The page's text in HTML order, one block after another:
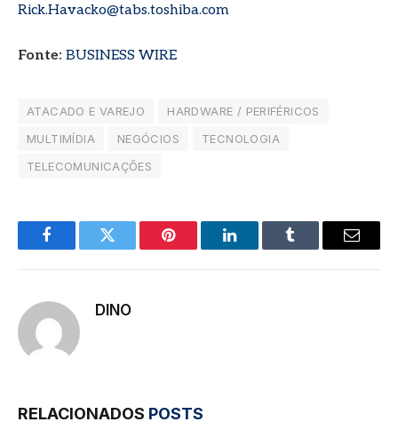
Rick.Havacko@tabs.toshiba.com
Fonte: BUSINESS WIRE
ATACADO E VAREJO
HARDWARE / PERIFÉRICOS
MULTIMÍDIA
NEGÓCIOS
TECNOLOGIA
TELECOMUNICAÇÕES
FacebookTwitter Pinterest LinkedInTumblr
E-
DINO
RELACIONADOS POSTS